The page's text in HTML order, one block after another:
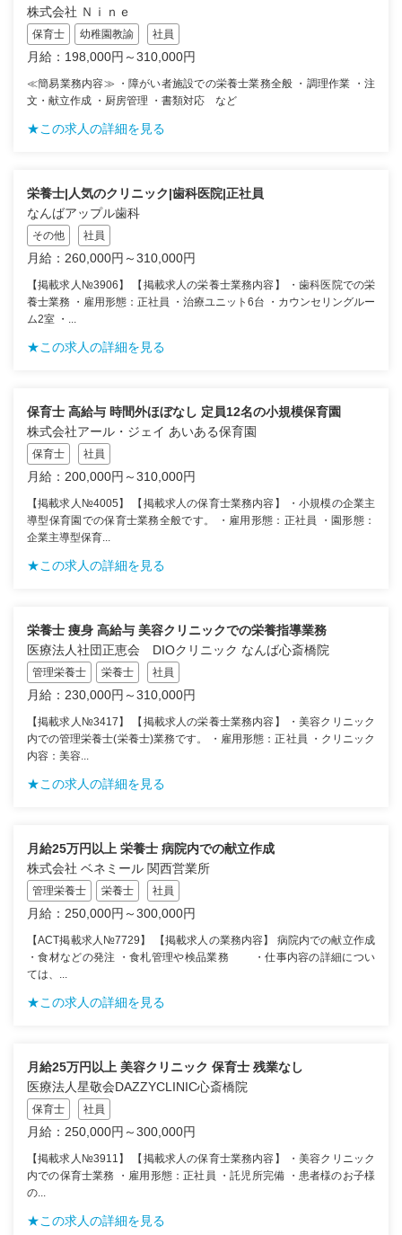
株式会社 Ｎｉｎｅ
保育士 幼稚園教諭 社員
月給：198,000円～310,000円
≪簡易業務内容≫ ・障がい者施設での栄養士業務全般 ・調理作業 ・注
文・献立作成 ・厨房管理 ・書類対応 など
★この求人の詳細を見る
栄養士|人気のクリニック|歯科医院|正社員
なんばアップル歯科
その他 社員
月給：260,000円～310,000円
【掲載求人№3906】 【掲載求人の栄養士業務内容】 ・歯科医院での栄
養士業務 ・雇用形態：正社員 ・治療ユニット6台 ・カウンセリングルー
ム2室 ・...
★この求人の詳細を見る
保育士 高給与 時間外ほぼなし 定員12名の小規模保育園
株式会社アール・ジェイ あいある保育園
保育士 社員
月給：200,000円～310,000円
【掲載求人№4005】 【掲載求人の保育士業務内容】 ・小規模の企業主
導型保育園での保育士業務全般です。 ・雇用形態：正社員 ・園形態：
企業主導型保育...
★この求人の詳細を見る
栄養士 痩身 高給与 美容クリニックでの栄養指導業務
医療法人社団正恵会 DIOクリニック なんば心斎橋院
管理栄養士 栄養士 社員
月給：230,000円～310,000円
【掲載求人№3417】 【掲載求人の栄養士業務内容】 ・美容クリニック
内での管理栄養士(栄養士)業務です。 ・雇用形態：正社員 ・クリニック
内容：美容...
★この求人の詳細を見る
月給25万円以上 栄養士 病院内での献立作成
株式会社 ベネミール 関西営業所
管理栄養士 栄養士 社員
月給：250,000円～300,000円
【ACT掲載求人№7729】 【掲載求人の業務内容】 病院内での献立作成
・食材などの発注 ・食札管理や検品業務 ・仕事内容の詳細につい
ては、...
★この求人の詳細を見る
月給25万円以上 美容クリニック 保育士 残業なし
医療法人星敬会DAZZYCLINIC心斎橋院
保育士 社員
月給：250,000円～300,000円
【掲載求人№3911】 【掲載求人の保育士業務内容】 ・美容クリニック
内での保育士業務 ・雇用形態：正社員 ・託児所完備 ・患者様のお子様
の...
★この求人の詳細を見る